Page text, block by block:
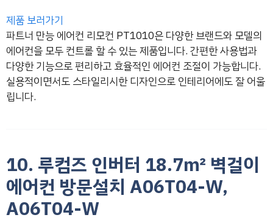
제품 보러가기
파트너 만능 에어컨 리모컨 PT1010은 다양한 브랜드와 모델의
에어컨을 모두 컨트롤 할 수 있는 제품입니다. 간편한 사용법과
다양한 기능으로 편리하고 효율적인 에어컨 조절이 가능합니다.
실용적이면서도 스타일리시한 디자인으로 인테리어에도 잘 어울
립니다.
10. 루컴즈 인버터 18.7㎡ 벽걸이
에어컨 방문설치 A06T04-W,
A06T04-W